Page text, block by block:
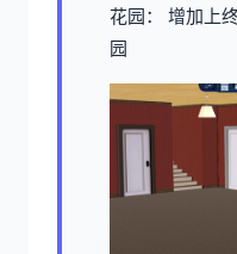
花园： 增加上
园